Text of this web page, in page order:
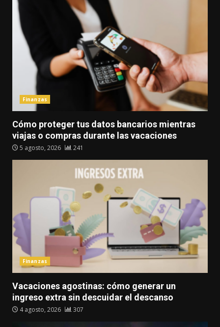
Finanzas
Cómo proteger tus datos bancarios mientras
viajas o compras durante las vacaciones
5 agosto, 2026 241
Finanzas
Vacaciones agostinas: cómo generar un
ingreso extra sin descuidar el descanso
4 agosto, 2026 307